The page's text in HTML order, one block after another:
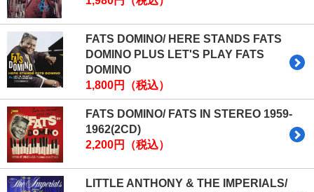
FATS DOMINO/ HERE STANDS FATS
DOMINO PLUS LET'S PLAY FATS
DOMINO
1,800円（税込）
FATS DOMINO/ FATS IN STEREO 1959-
1962(2CD)
2,200円（税込）
LITTLE ANTHONY & THE IMPERIALS/